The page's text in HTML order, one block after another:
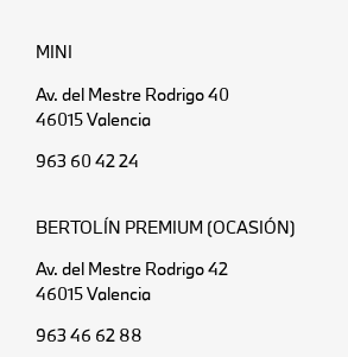
MINI
Av. del Mestre Rodrigo 40
46015 Valencia
963 60 42 24
BERTOLÍN PREMIUM (OCASIÓN)
Av. del Mestre Rodrigo 42
46015 Valencia
963 46 62 88